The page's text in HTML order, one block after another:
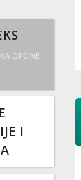
OPĆINE
I